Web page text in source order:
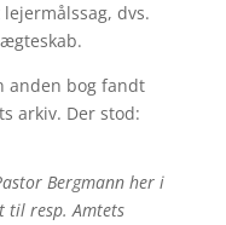
dvs.
anden bog fandt
arkiv. Der stod:
Bergmann her i
til resp. Amtets